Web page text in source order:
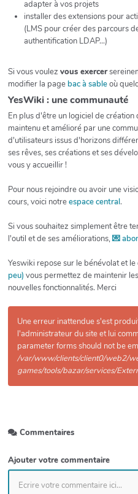
adapter à vos projets
installer des extensions pour
(LMS pour créer des parcours
authentification LDAP...)
Si vous voulez vous exercer
modifier la page bac à sableoù
YesWiki : une communauté
En plus d'être un logiciel de
maintenu et amélioré par une
d'utilisateurs issus d'horizons
ses rêves, ses créations et ses
vous y accueillir !
Pour nous rejoindre ou avoir une
cours, voici notreespace central.
Si vous souhaitez simplement être
l'outil et de ses améliorations, 💌
Yeswiki repose sur le bénévolat et le
peu) vous permettez de maintenir
nouvelles fonctionnalités. Merci
Une erreur inattendue s'est
l'administrateur du site et lui
parameter forms should not be
/var/www/clients/client0/web2/
games/tools/bazar/services/
Commentaires
Ajouter votre commentaire